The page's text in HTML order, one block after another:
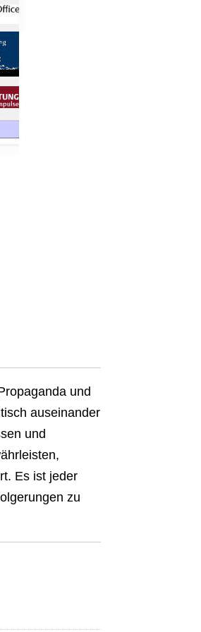
und
auseinander
und
Es ist jeder
zu